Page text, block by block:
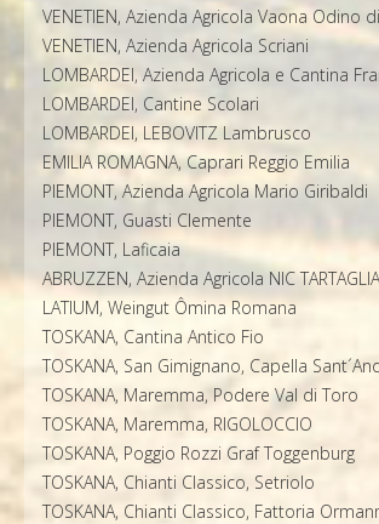
VENETIEN, Azienda Agricola Vaona Odino
VENETIEN, Azienda Agricola Scriani
LOMBARDEI, Azienda Agricola e Cantina
LOMBARDEI, Cantine Scolari
LOMBARDEI, LEBOVITZ Lambrusco
EMILIA ROMAGNA, Caprari Reggio Emilia
PIEMONT, Azienda Agricola Mario Giribaldi
PIEMONT, Guasti Clemente
PIEMONT, Laficaia
ABRUZZEN, Azienda Agricola NIC TARTAGLIA
LATIUM, Weingut Ômina Romana
TOSKANA, Cantina Antico Fio
TOSKANA, San Gimignano, Capella
TOSKANA, Maremma, Podere Val di Toro
TOSKANA, Maremma, RIGOLOCCIO
TOSKANA, Poggio Rozzi Graf Toggenburg
TOSKANA, Chianti Classico, Setriolo
TOSKANA, Chianti Classico, Fattoria